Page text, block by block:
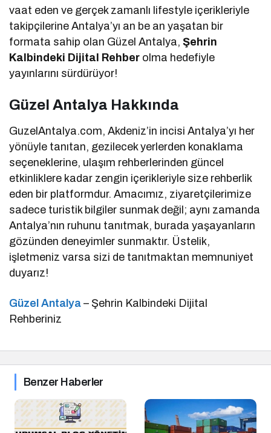
vaat eden ve gerçek zamanlı lifestyle içerikleriyle
takipçilerine Antalya’yı an be an yaşatan bir
formata sahip olan Güzel Antalya,Şehrin
Kalbindeki Dijital Rehber olma hedefiyle
yayınlarını sürdürüyor!
Güzel Antalya Hakkında
GuzelAntalya.com, Akdeniz’in incisi Antalya’yı her
yönüyle tanıtan, gezilecek yerlerden konaklama
seçeneklerine, ulaşım rehberlerinden güncel
etkinliklere kadar zengin içerikleriyle size rehberlik
eden bir platformdur. Amacımız, ziyaretçilerimize
sadece turistik bilgiler sunmak değil; aynı zamanda
Antalya’nın ruhunu tanıtmak, burada yaşayanların
gözünden deneyimler sunmaktır. Üstelik,
işletmeniz varsa sizi de tanıtmaktan memnuniyet
duyarız!
Güzel Antalya – Şehrin Kalbindeki Dijital
Rehberiniz
Benzer Haberler